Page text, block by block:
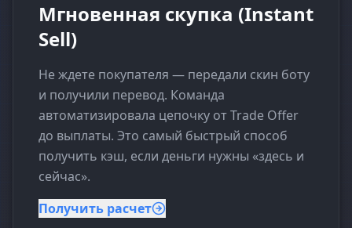
Мгновенная скупка (Instant
Sell)
Не ждете покупателя — передали скин боту
и получили перевод. Команда
автоматизировала цепочку от Trade Offer
до выплаты. Это самый быстрый способ
получить кэш, если деньги нужны «здесь и
сейчас».
Получить расчет